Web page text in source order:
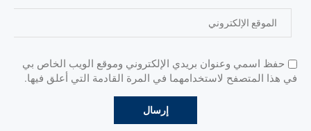
حفظ اسمي وعنوان بريدي الإلكتروني وموقع الويب الخاص بي
في هذا المتصفح لاستخدامهما في المرة القادمة التي أعلق فيها.